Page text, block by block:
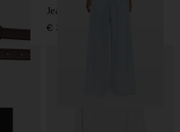
Jeans a gamba larga
€ 360,00